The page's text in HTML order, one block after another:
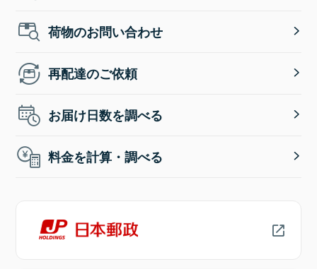
荷物のお問い合わせ
再配達のご依頼
お届け日数を調べる
料金を計算・調べる